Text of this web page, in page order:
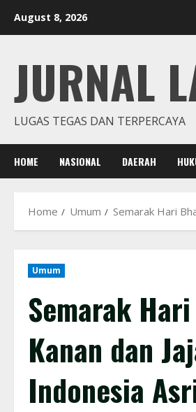
August 8, 2026
JURNAL
LUGAS TEGAS DAN TERPERCAYA
HOME NASIONAL DAERAH
Home Umum Semarak Hari
Umum
Semarak
Kanan dan
Indonesia